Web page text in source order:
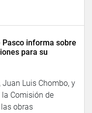
informa sobre
para su
Juan Luis Chombo, y
Comisión de
obras